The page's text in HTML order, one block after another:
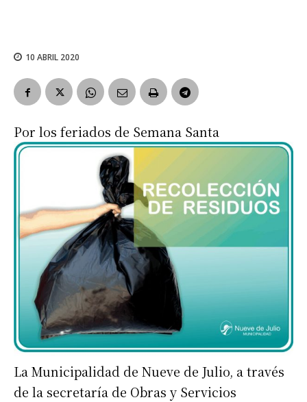
10 ABRIL 2020
Por los feriados de Semana Santa
La Municipalidad de Nueve de Julio, a través
de la secretaría de Obras y Servicios